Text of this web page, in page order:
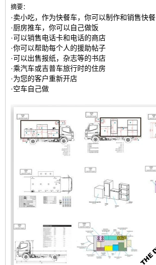
摘要：
·卖小吃，作为快餐车，你可以制作和销售快餐
·厨房推车，你可以自己做饭
·可以销售电话卡和电话的商店
·你可以帮助每个人的援助帖子
·可以出售报纸，杂志等的书店
·乘汽车或吉普车旅行时的住房
·为您的客户重新开店
·空车自己做